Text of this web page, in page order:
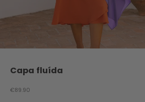
Capa fluída
Preço promocional
€89.90